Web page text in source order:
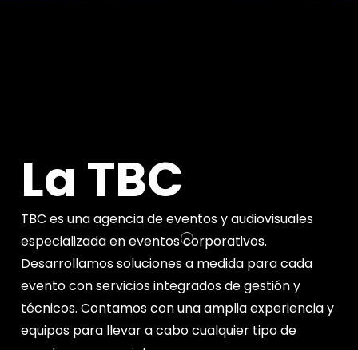
La TBC
TBC es una agencia de eventos y audiovisuales
especializada en eventos corporativos.
Desarrollamos soluciones a medida para cada
evento con servicios integrados de gestión y
técnicos. Contamos con una amplia experiencia y
equipos para llevar a cabo cualquier tipo de